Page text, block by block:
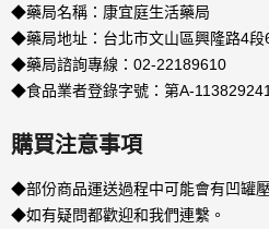
◆藥局名稱：康宜庭生活藥局
◆藥局地址：台北市文山區興隆路4段
◆藥局諮詢專線：02-22189610
◆食品業者登錄字號：第A-
購買注意事項
◆部份商品運送過程中可能會有凹罐
◆如有疑問都歡迎和我們連繫。